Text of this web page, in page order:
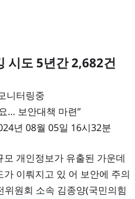
시도 5년간 2,682건
니터링중
… 보안대책 마련”
년 08월 05일 16시32분
개인정보가 유출된 가운데
이뤄지고 있 어 보안에 주의
원회 소속 김종양(국민의힘